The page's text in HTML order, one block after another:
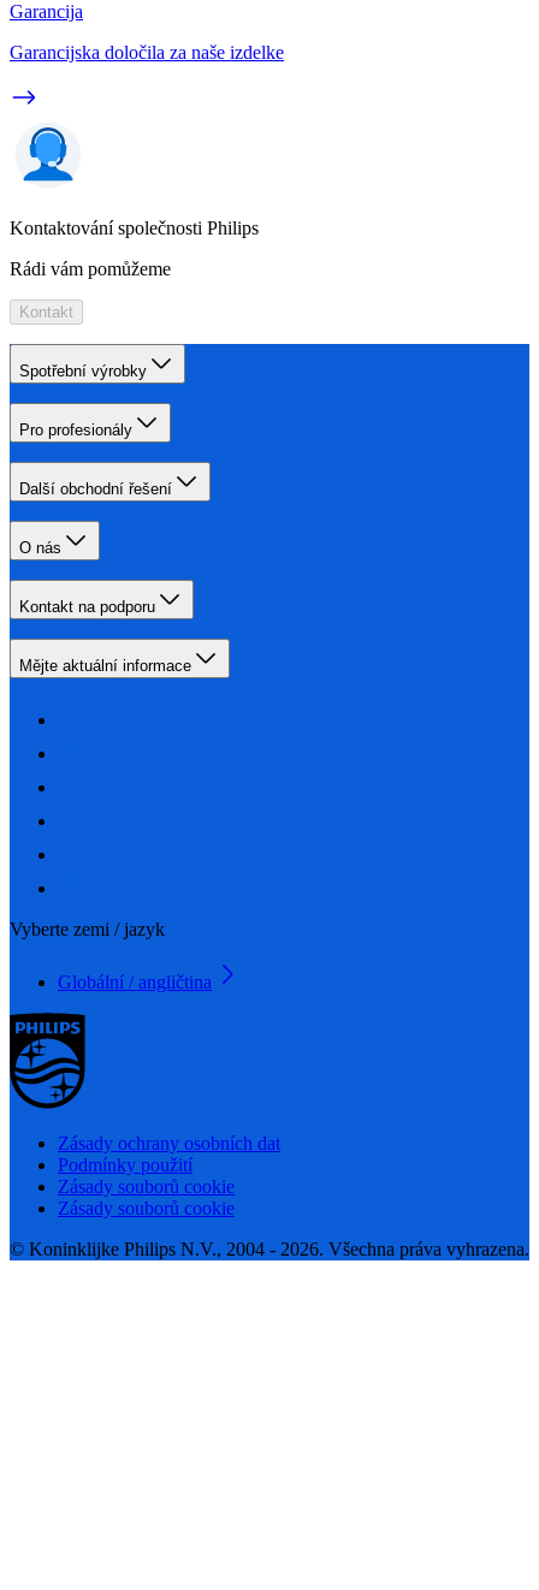
Garancija
Garancijska določila za naše izdelke
Kontaktování společnosti Philips
Rádi vám pomůžeme
Kontakt
Spotřební výrobky
Pro profesionály
Další obchodní řešení
O nás
Kontakt na podporu
Mějte aktuální informace
Vyberte zemi / jazyk
Globální / angličtina
Zásady ochrany osobních dat
Podmínky použití
Zásady souborů cookie
Zásady souborů cookie
© Koninklijke Philips N.V., 2004 - 2026. Všechna práva vyhrazena.